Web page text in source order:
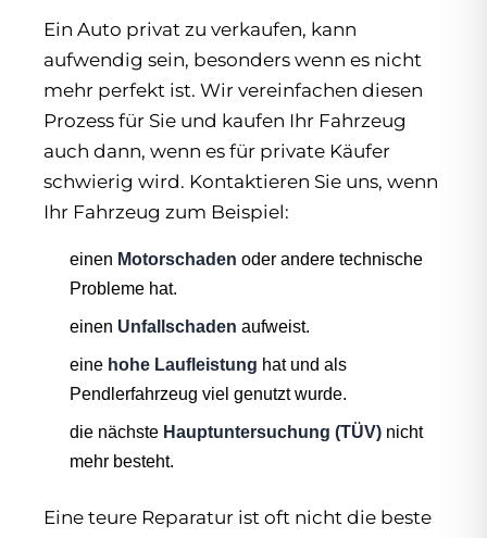
Ein Auto privat zu verkaufen, kann
aufwendig sein, besonders wenn es nicht
mehr perfekt ist. Wir vereinfachen diesen
Prozess für Sie und kaufen Ihr Fahrzeug
auch dann, wenn es für private Käufer
schwierig wird. Kontaktieren Sie uns, wenn
Ihr Fahrzeug zum Beispiel:
einen Motorschaden oder andere technische
Probleme hat.
einen Unfallschaden aufweist.
eine hohe Laufleistung hat und als
Pendlerfahrzeug viel genutzt wurde.
die nächste Hauptuntersuchung (TÜV) nicht
mehr besteht.
Eine teure Reparatur ist oft nicht die beste